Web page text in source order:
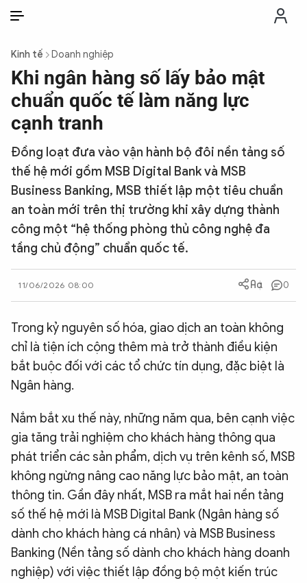
THỜI SỰ
CHỐNG DIỄN BIẾN HÒA BÌNH
CÔNG AN TRONG LÒNG DÂN
XÃ HỘI
PHÁP LUẬT
CÔNG NGHỆ
QUỐC TẾ
VĂN HÓA - THỂ THAO
BẠN ĐỌC & CAND
ĐA PHƯƠNG TIỆN
eMagazine
Podcast
Video Ảnh
Infographic
Chuyên trangAn ninh thế giới Văn nghệ Công an
Chuyên đề
Kinh tế Doanh nghiệp
Khi ngân hàng số lấy bảo mật
chuẩn quốc tế làm năng lực
cạnh tranh
Đồng loạt đưa vào vận hành bộ đôi nền tảng số
thế hệ mới gồm MSB Digital Bank và MSB
Business Banking, MSB thiết lập một tiêu chuẩn
an toàn mới trên thị trường khi xây dựng thành
công một “hệ thống phòng thủ công nghệ đa
tầng chủ động” chuẩn quốc tế.
11/06/2026 08:00 0
Trong kỷ nguyên số hóa, giao dịch an toàn không
chỉ là tiện ích cộng thêm mà trở thành điều kiện
bắt buộc đối với các tổ chức tín dụng, đặc biệt là
Ngân hàng.
Nắm bắt xu thế này, những năm qua, bên cạnh việc
gia tăng trải nghiệm cho khách hàng thông qua
phát triển các sản phẩm, dịch vụ trên kênh số, MSB
không ngừng nâng cao năng lực bảo mật, an toàn
thông tin. Gần đây nhất, MSB ra mắt hai nền tảng
số thế hệ mới là MSB Digital Bank (Ngân hàng số
dành cho khách hàng cá nhân) và MSB Business
Banking (Nền tảng số dành cho khách hàng doanh
nghiệp) với việc thiết lập đồng bộ một kiến trúc